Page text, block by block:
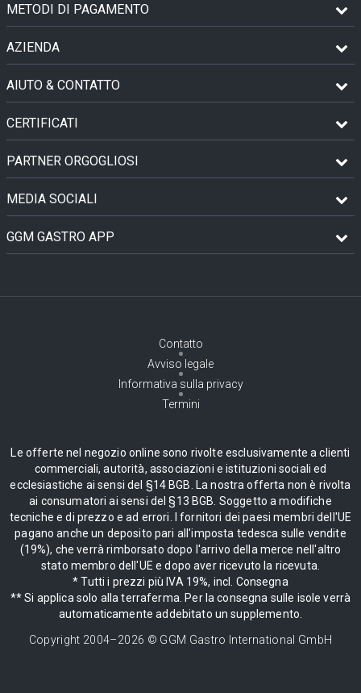
METODI DI PAGAMENTO
AZIENDA
AIUTO & CONTATTO
CERTIFICATI
PARTNER ORGOGLIOSI
MEDIA SOCIALI
GGM GASTRO APP
Contatto
Avviso legale
Informativa sulla privacy
Termini
Le offerte nel negozio online sono rivolte esclusivamente a clienti
commerciali, autorità, associazioni e istituzioni sociali ed
ecclesiastiche ai sensi del §14 BGB. La nostra offerta non è rivolta
ai consumatori ai sensi del §13 BGB. Soggetto a modifiche
tecniche e di prezzo e ad errori. I fornitori dei paesi membri dell'UE
pagano anche un deposito pari all'imposta tedesca sulle vendite
(19%), che verrà rimborsato dopo l'arrivo della merce nell'altro
stato membro dell'UE e dopo aver ricevuto la ricevuta.
* Tutti i prezzi più IVA 19%, incl. Consegna
** Si applica solo alla terraferma. Per la consegna sulle isole verrà
automaticamente addebitato un supplemento.
Copyright 2004–2026 © GGM Gastro International GmbH